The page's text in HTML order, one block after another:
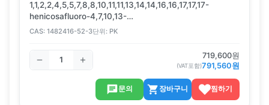
1,1,2,2,4,5,5,7,8,8,10,11,11,13,14,14,16,16,17,17,17-
henicosafluoro-4,7,10,13-
tetrakis(trifluoromethyl)-3,6,9,12,15-
CAS: 1482416-52-3단위: PK
719,600원
(VAT포함)791,560원
문의 장바구니 찜하기